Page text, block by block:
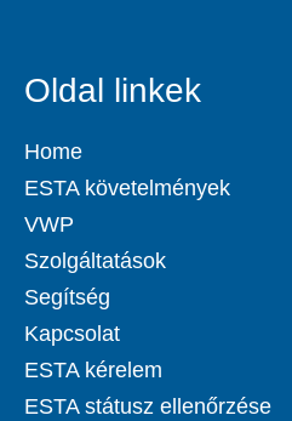
Oldal linkek
Home
ESTA követelmények
VWP
Szolgáltatások
Segítség
Kapcsolat
ESTA kérelem
ESTA státusz ellenőrzése